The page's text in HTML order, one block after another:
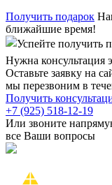
Получить подарок
ближайшие время!
Нужна консультация
Оставьте заявку на
мы перезвоним в
Получить
+7 (925) 518-12-19
Или звоните
все Ваши вопросы